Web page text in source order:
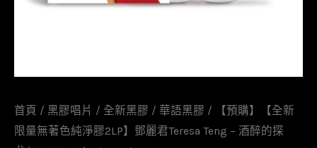
首頁 / 黑膠唱片 / 全新黑膠 / 華語黑膠 / 【預購】【全新
限量無著色純淨膠2LP】鄧麗君Teresa Teng – 酒醉的探